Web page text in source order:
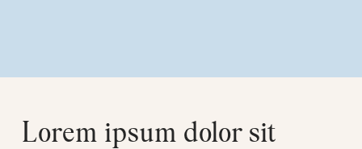
Lorem ipsum dolor sit